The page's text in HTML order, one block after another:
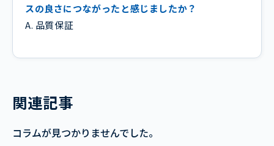
スの良さにつながったと感じましたか？
A. 品質保証
関連記事
コラムが見つかりませんでした。